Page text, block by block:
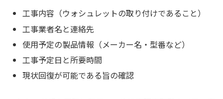
工事内容（ウォシュレットの取り付けであること）
工事業者名と連絡先
使用予定の製品情報（メーカー名・型番など）
工事予定日と所要時間
現状回復が可能である旨の確認